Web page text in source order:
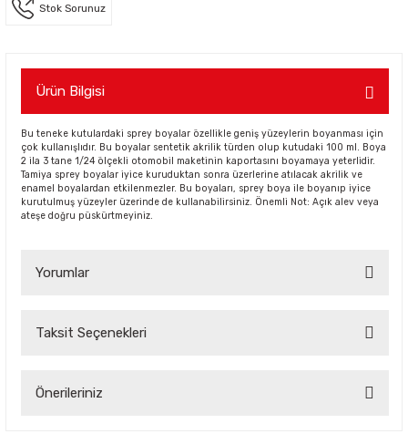
Stok Sorunuz
Ürün Bilgisi
Bu teneke kutulardaki sprey boyalar özellikle geniş yüzeylerin boyanması için
çok kullanışlıdır. Bu boyalar sentetik akrilik türden olup kutudaki 100 ml. Boya
2 ila 3 tane 1/24 ölçekli otomobil maketinin kaportasını boyamaya yeterlidir.
Tamiya sprey boyalar iyice kuruduktan sonra üzerlerine atılacak akrilik ve
enamel boyalardan etkilenmezler. Bu boyaları, sprey boya ile boyanıp iyice
kurutulmuş yüzeyler üzerinde de kullanabilirsiniz. Önemli Not: Açık alev veya
ateşe doğru püskürtmeyiniz.
Yorumlar
Taksit Seçenekleri
Önerileriniz